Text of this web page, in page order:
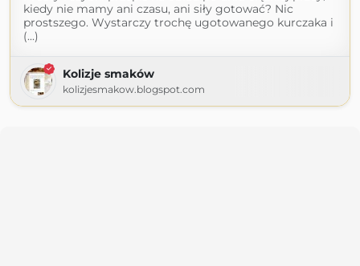
kiedy nie mamy ani czasu, ani siły gotować? Nic
prostszego. Wystarczy trochę ugotowanego kurczaka i
(...)
Kolizje smaków
kolizjesmakow.blogspot.com